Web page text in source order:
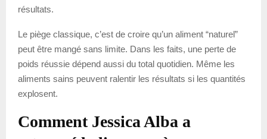
résultats.
Le piège classique, c’est de croire qu’un aliment “naturel”
peut être mangé sans limite. Dans les faits, une perte de
poids réussie dépend aussi du total quotidien. Même les
aliments sains peuvent ralentir les résultats si les quantités
explosent.
Comment Jessica Alba a